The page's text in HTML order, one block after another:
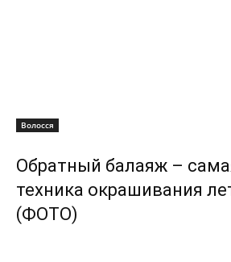
Волосся
Обратный балаяж –
техника окрашивания
(ФОТО)